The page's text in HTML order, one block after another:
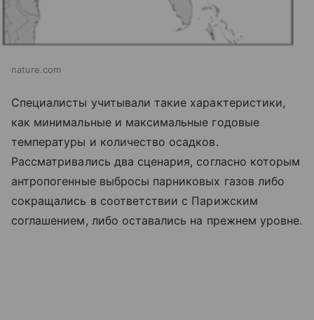
nature.com
Специалисты учитывали такие характеристики,
как минимальные и максимальные годовые
температуры и количество осадков.
Рассматривались два сценария, согласно которым
антропогенные выбросы парниковых газов либо
сокращались в соответствии с Парижским
соглашением, либо оставались на прежнем уровне.